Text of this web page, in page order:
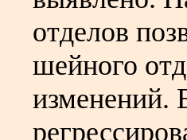
отделов
шейного
изменений.